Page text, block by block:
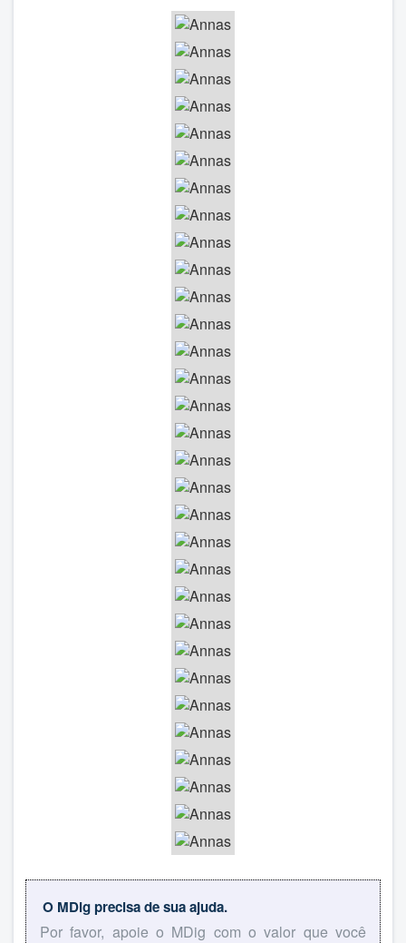
O MDig precisa de sua ajuda.
Por favor, apoie o MDig com o valor que você